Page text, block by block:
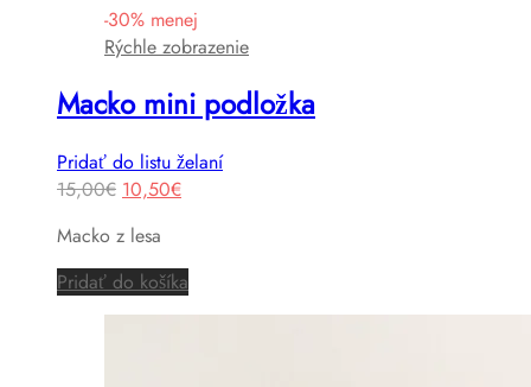
-30% menej
Rýchle zobrazenie
Macko mini podložka
Pridať do listu želaní
15,00€ Original
was:
15,00€.
10,50€Current
10,50€.
Macko z lesa
Pridať do košíka